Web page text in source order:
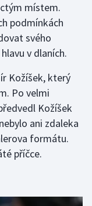
místem.
podmínkách
svého
v dlaních.
Kožíšek, který
Po velmi
Kožíšek
ani zdaleka
formátu.
příčce.